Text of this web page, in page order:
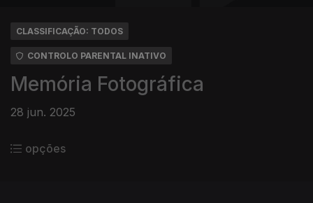
CLASSIFICAÇÃO: TODOS
CONTROLO PARENTAL INATIVO
Memória Fotográfica
28 jun. 2025
opções